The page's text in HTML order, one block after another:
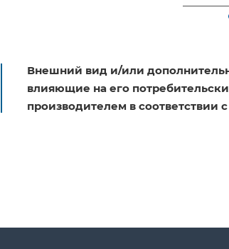
Внешний вид и/или
влияющие на его
производителем в соответствии